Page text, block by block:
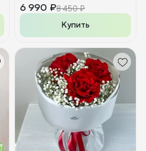
6 990 ₽8 450 ₽
Купить